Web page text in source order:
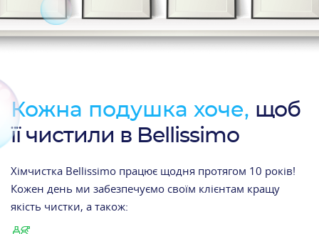
Кожна подушка хоче, щоб
її чистили в Bellissimo
Хімчистка Bellissimo працює щодня протягом 10 років!
Кожен день ми забезпечуємо своїм клієнтам кращу
якість чистки, а також: